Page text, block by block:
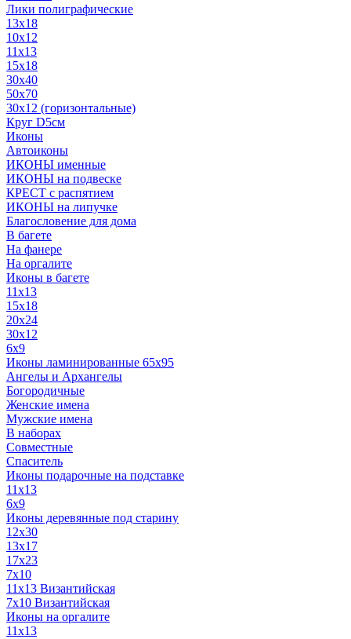
Лики полиграфические
13x18
10x12
11х13
15х18
30x40
50x70
30x12 (горизонтальные)
Круг D5см
Иконы
Автоиконы
ИКОНЫ именные
ИКОНЫ на подвеске
КРЕСТ с распятием
ИКОНЫ на липучке
Благословение для дома
В багете
На фанере
На оргалите
Иконы в багете
11x13
15x18
20x24
30х12
6x9
Иконы ламинированные 65x95
Ангелы и Архангелы
Богородичные
Женские имена
Мужские имена
В наборах
Совместные
Спаситель
Иконы подарочные на подставке
11x13
6x9
Иконы деревянные под старину
12х30
13x17
17x23
7x10
11x13 Византийская
7x10 Византийская
Иконы на оргалите
11x13